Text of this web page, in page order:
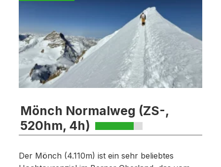
Mönch Normalweg (ZS-,
520hm, 4h)
Der Mönch (4.110m) ist ein sehr beliebtes